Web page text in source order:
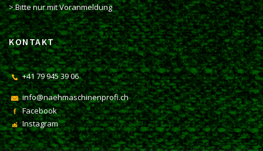
> Bitte nur mit Voranmeldung
KONTAKT
+41 79 945 39 06
info@naehmaschinenprofi.ch
Facebook
Instagram